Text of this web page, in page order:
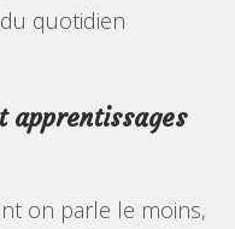
quotidien
apprentissages
on parle le moins,